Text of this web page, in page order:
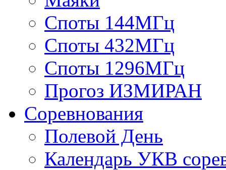
Споты 144МГц
Споты 432МГц
Споты 1296МГц
Прогоз ИЗМИРАН
Соревнования
Полевой День
Календарь УКВ